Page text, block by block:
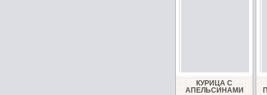
КУРИЦА С
АПЕЛЬСИНАМИ